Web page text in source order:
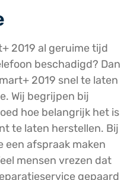
2019 al geruime tijd
beschadigd? Dan
2019 snel te laten
Wij begrijpen bij
hoe belangrijk het is
te laten herstellen. Bij
een afspraak maken
mensen vrezen dat
gepaard